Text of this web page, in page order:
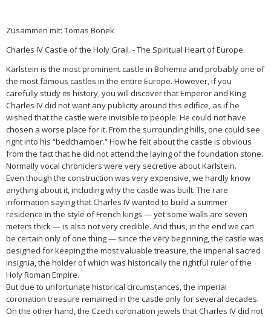
Zusammen mit: Tomas Bonek
Charles IV Castle of the Holy Grail. - The Spiritual Heart of Europe.
Karlstein is the most prominent castle in Bohemia and probably one of
the most famous castles in the entire Europe. However, if you
carefully study its history, you will discover that Emperor and King
Charles IV did not want any publicity around this edifice, as if he
wished that the castle were invisible to people. He could not have
chosen a worse place for it. From the surrounding hills, one could see
right into his “bedchamber.” How he felt about the castle is obvious
from the fact that he did not attend the laying of the foundation stone.
Normally vocal chroniclers were very secretive about Karlstein.
Even though the construction was very expensive, we hardly know
anything about it, including why the castle was built. The rare
information saying that Charles IV wanted to build a summer
residence in the style of French kings — yet some walls are seven
meters thick — is also not very credible. And thus, in the end we can
be certain only of one thing — since the very beginning, the castle was
designed for keeping the most valuable treasure, the imperial sacred
insignia, the holder of which was historically the rightful ruler of the
Holy Roman Empire.
But due to unfortunate historical circumstances, the imperial
coronation treasure remained in the castle only for several decades.
On the other hand, the Czech coronation jewels that Charles IV did not